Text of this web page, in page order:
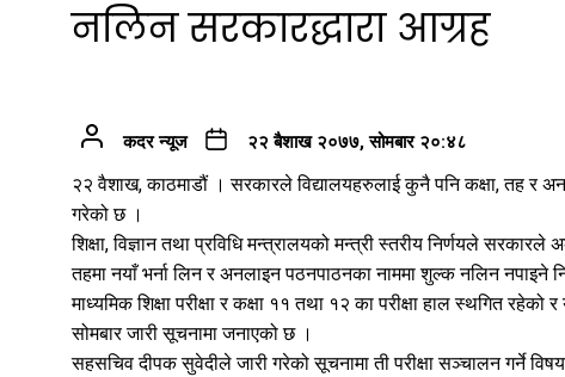
नलिन सरकारद्धारा आग्रह
कदर न्यूज २२ बैशाख २०७७, सोमबार २०:४८
२२ वैशाख, काठमाडौं । सरकारले विद्यालयहरुलाई कुनै पनि कक्षा, तह र
गरेको छ ।
शिक्षा, विज्ञान तथा प्रविधि मन्त्रालयको मन्त्री स्तरीय निर्णयले
तहमा नयाँ भर्ना लिन र अनलाइन पठनपाठनका नाममा शुल्क नलिन नपाइने
माध्यमिक शिक्षा परीक्षा र कक्षा ११ तथा १२ का परीक्षा हाल स्थगित
सोमबार जारी सूचनामा जनाएको छ ।
सहसचिव दीपक सुवेदीले जारी गरेको सूचनामा ती परीक्षा सञ्चालन गर्ने